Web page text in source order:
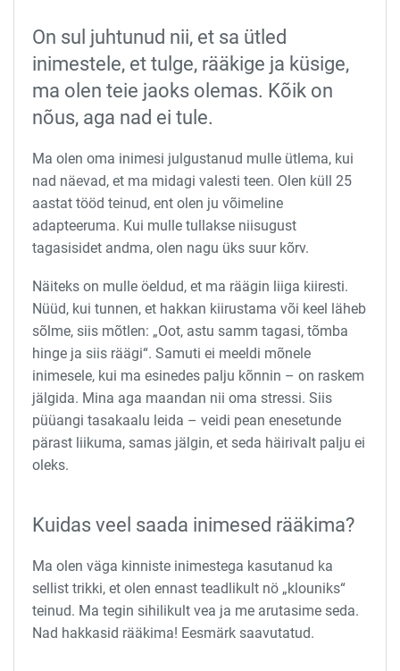
On sul juhtunud nii, et sa ütled
inimestele, et tulge, rääkige ja küsige,
ma olen teie jaoks olemas. Kõik on
nõus, aga nad ei tule.
Ma olen oma inimesi julgustanud mulle ütlema, kui
nad näevad, et ma midagi valesti teen. Olen küll 25
aastat tööd teinud, ent olen ju võimeline
adapteeruma. Kui mulle tullakse niisugust
tagasisidet andma, olen nagu üks suur kõrv.
Näiteks on mulle öeldud, et ma räägin liiga kiiresti.
Nüüd, kui tunnen, et hakkan kiirustama või keel läheb
sõlme, siis mõtlen: „Oot, astu samm tagasi, tõmba
hinge ja siis räägi“. Samuti ei meeldi mõnele
inimesele, kui ma esinedes palju kõnnin – on raskem
jälgida. Mina aga maandan nii oma stressi. Siis
püüangi tasakaalu leida – veidi pean enesetunde
pärast liikuma, samas jälgin, et seda häirivalt palju ei
oleks.
Kuidas veel saada inimesed rääkima?
Ma olen väga kinniste inimestega kasutanud ka
sellist trikki, et olen ennast teadlikult nö „klouniks“
teinud. Ma tegin sihilikult vea ja me arutasime seda.
Nad hakkasid rääkima! Eesmärk saavutatud.